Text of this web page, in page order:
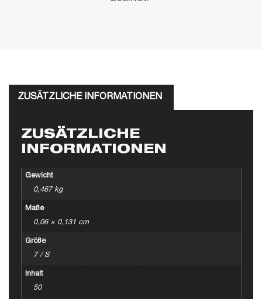
ZUSÄTZLICHE INFORMATIONEN
ZUSÄTZLICHE
INFORMATIONEN
Gewicht
0,467 kg
Maße
0,06 × 0,131 cm
Größe
7 / S
Inhalt
50